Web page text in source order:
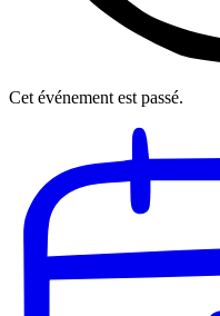
Cet événement est passé.